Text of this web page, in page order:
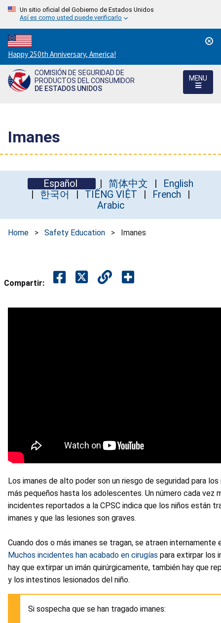
Un sitio oficial del Gobierno de Estados Unidos
Así es como usted puede verificarlo
Countdown
to
America's
250th
Happy 250th Anniversary, America!
COMISIÓN DE SEGURIDAD DE
PRODUCTOS DEL CONSUMIDOR
DE ESTADOS UNIDOS
MENU
Imanes
Español 简体中文
English
한국어
TIẾNG VIỆT
French
Arabic
Home > Safety Education > Imanes
Compartir:
Los imanes de alto poder son un riesgo de seguridad para
más pequeños hasta los adolescentes. Un número cada vez
incidentes reportados a la CPSC indica que los niños están
imanes y que las lesiones son graves.
Cuando dos o más imanes se tragan, se atraen internamente
Muchos incidentes han acabado en cirugías para extirpar los
hay que extirpar un imán quirúrgicamente, también hay que
y los intestinos lesionados del niño.
Si sospecha que se han tragado imanes: